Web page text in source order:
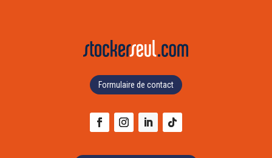
Formulaire de contact